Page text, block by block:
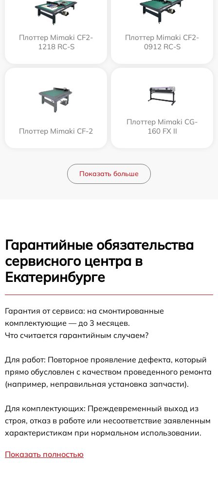
Плоттер Mimaki CF2-
1218 RC-S
Плоттер Mimaki CF2-
0912 RC-S
Плоттер Mimaki CF-2
Плоттер Mimaki CG-
160 FX II
Показать больше
Гарантийные обязательства
сервисного центра в
Екатеринбурге
Гарантия от сервиса: на смонтированные
комплектующие — до 3 месяцев.
Что считается гарантийным случаем?
Для работ: Повторное проявление дефекта, который
прямо обусловлен с качеством проведенного ремонта
(например, неправильная установка запчасти).
Для комплектующих: Преждевременный выход из
строя, отказ в работе или несоответствие заявленным
характеристикам при нормальном использовании.
Показать полностью